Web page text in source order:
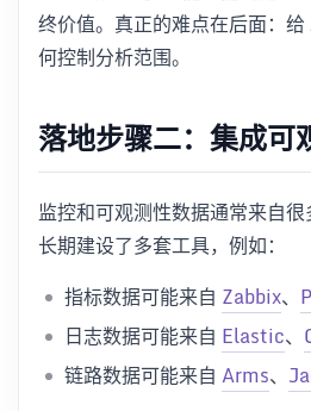
终价值。真正的难点在后面：
何控制分析范围。
落地步骤二：集成可
监控和可观测性数据通常来自
长期建设了多套工具，例如：
指标数据可能来自 Zabbix、
日志数据可能来自 Elastic、
链路数据可能来自 Arms、